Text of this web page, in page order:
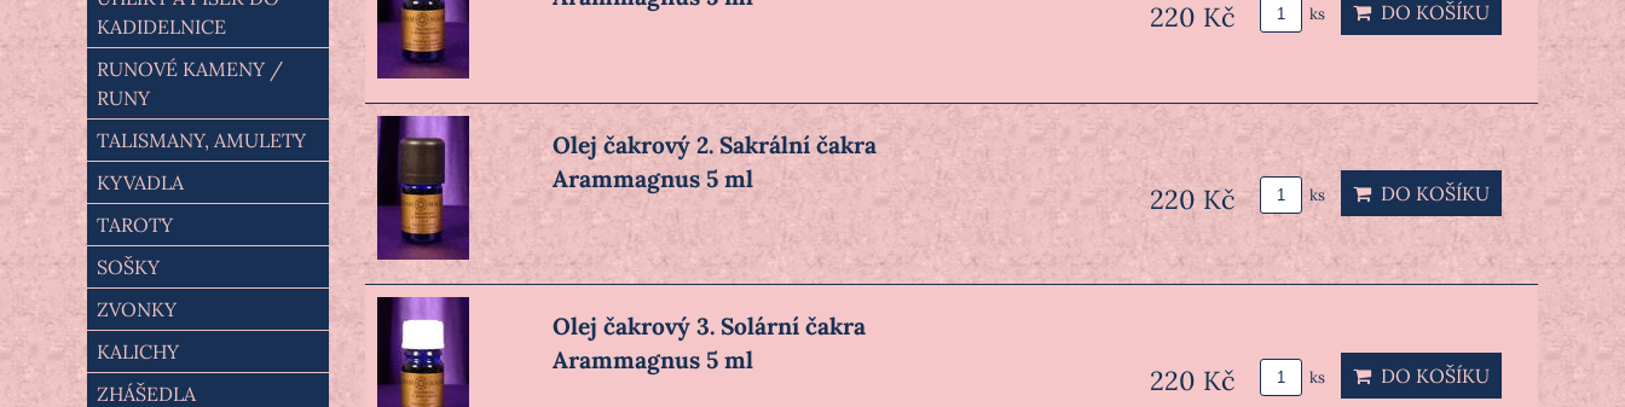
220 Kč ks DO KOŠÍKU
Olej čakrový 2. Sakrální čakra
Arammagnus 5 ml
220 Kč ks DO KOŠÍKU
Olej čakrový 3. Solární čakra
Arammagnus 5 ml
220 Kč ks DO KOŠÍKU
KADIDELNICE
RUNOVÉ KAMENY /
RUNY
TALISMANY, AMULETY
KYVADLA
TAROTY
SOŠKY
ZVONKY
KALICHY
ZHÁŠEDLA